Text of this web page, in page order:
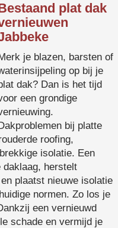
plat dak
je blazen, barsten of
op bij je
dak? Dan is het tijd
een grondige
bij platte
roofing,
isolatie. Een
daklaag, herstelt
plaatst nieuwe isolatie
normen. Zo los je
een vernieuwd
schade en vermijd je